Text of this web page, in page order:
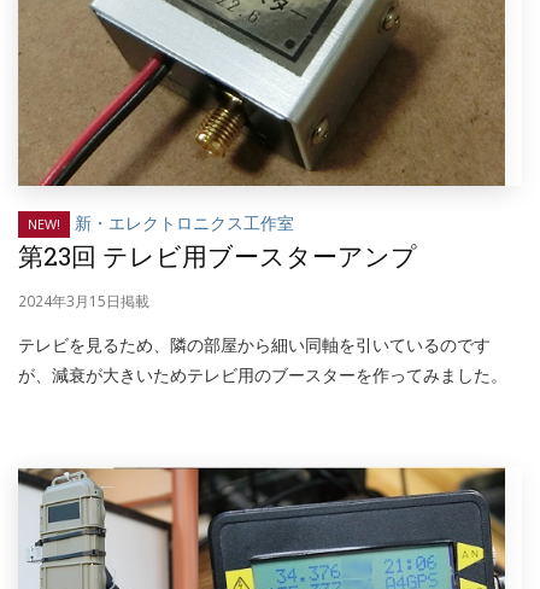
NEW! 新・エレクトロニクス工作室
第23回 テレビ用ブースターアンプ
2024年3月15日掲載
テレビを見るため、隣の部屋から細い同軸を引いているのです
が、減衰が大きいためテレビ用のブースターを作ってみました。